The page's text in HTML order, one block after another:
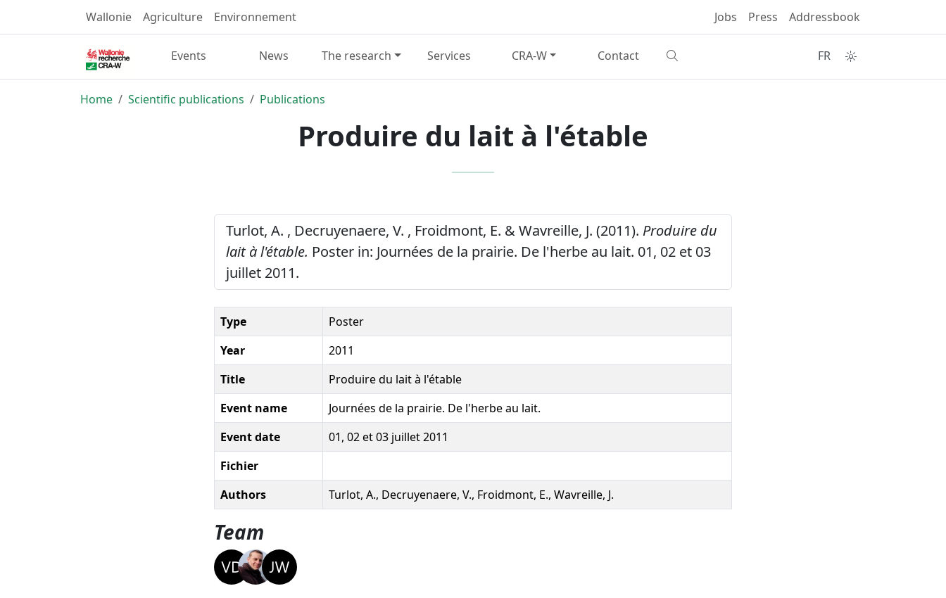
Wallonie Agriculture Environnement Jobs Press Addressbook
Events News The research Services CRA-W Contact FR
Home Scientific publications Publications
Produire du lait à l'étable
Turlot, A. , Decruyenaere, V. , Froidmont, E. & Wavreille, J. (2011). Produire du
lait à l'étable. Poster in: Journées de la prairie. De l'herbe au lait. 01, 02 et 03
juillet 2011.
Type
Poster
Year
2011
Title
Produire du lait à l'étable
Event name
Journées de la prairie. De l'herbe au lait.
Event date
01, 02 et 03 juillet 2011
Fichier
Authors
Turlot, A., Decruyenaere, V., Froidmont, E., Wavreille, J.
Team